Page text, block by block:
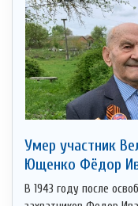
Умер участник
Ющенко Фёдор
В 1943 году после